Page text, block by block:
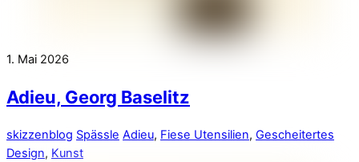
1. Mai 2026
Adieu, Georg Baselitz
skizzenblog Spässle Adieu, Fiese Utensilien, Gescheitertes
Design, Kunst